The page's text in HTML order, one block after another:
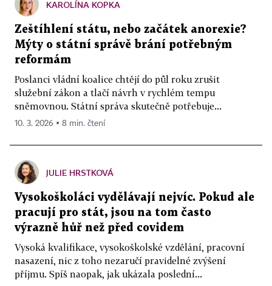
KAROLÍNA KOPKA
Zeštíhlení státu, nebo začátek anorexie?
Mýty o státní správě brání potřebným
reformám
Poslanci vládní koalice chtějí do půl roku zrušit
služební zákon a tlačí návrh v rychlém tempu
sněmovnou. Státní správa skutečně potřebuje...
10. 3. 2026 ▪ 8 min. čtení
JULIE HRSTKOVÁ
Vysokoškoláci vydělávají nejvíc. Pokud ale
pracují pro stát, jsou na tom často
výrazně hůř než před covidem
Vysoká kvalifikace, vysokoškolské vzdělání, pracovní
nasazení, nic z toho nezaručí pravidelné zvýšení
příjmu. Spíš naopak, jak ukázala poslední...